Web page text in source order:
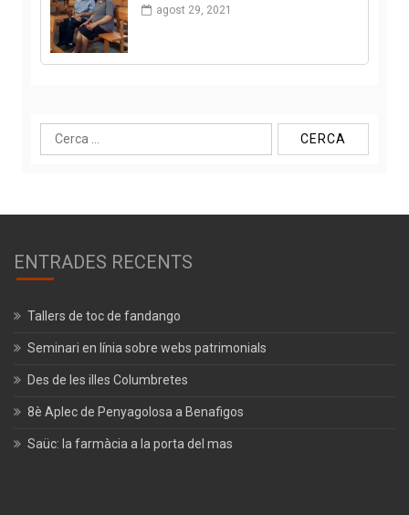
agost 29, 2021
Cerca:
ENTRADES RECENTS
Tallers de toc de fandango
Seminari en línia sobre webs patrimonials
Des de les illes Columbretes
8è Aplec de Penyagolosa a Benafigos
Saüc: la farmàcia a la porta del mas